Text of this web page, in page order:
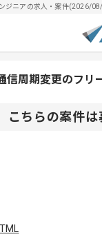
ジニアの求人・案件(2026/
信周期変更のフリ
こちらの案件